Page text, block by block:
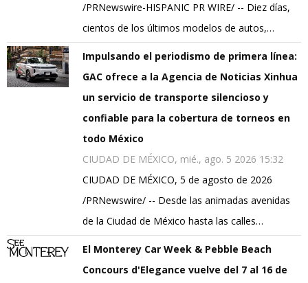
/PRNewswire-HISPANIC PR WIRE/ -- Diez días,
cientos de los últimos modelos de autos,…
Impulsando el periodismo de primera línea:
GAC ofrece a la Agencia de Noticias Xinhua
un servicio de transporte silencioso y
confiable para la cobertura de torneos en
todo México
CIUDAD DE MÉXICO, mié., ago. 5 2026 15:32
CIUDAD DE MÉXICO, 5 de agosto de 2026
/PRNewswire/ -- Desde las animadas avenidas
de la Ciudad de México hasta las calles…
El Monterey Car Week & Pebble Beach
Concours d'Elegance vuelve del 7 al 16 de